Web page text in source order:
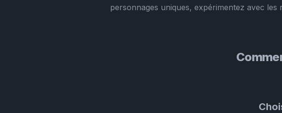
personnages uniques, expérimentez avec